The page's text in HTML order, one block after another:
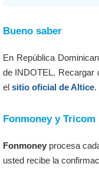
Bueno saber
En República
de INDOTEL. Recargar
el sitio oficial de Altice.
Fonmoney y
Fonmoneyprocesa
usted recibe la